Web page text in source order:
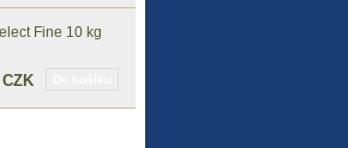
Fine 10 kg
CZK